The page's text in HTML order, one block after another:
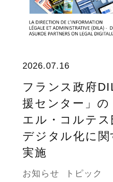
2026.07.16
フランス政府
援センター」の
エル・コルテス
デジタル化に関
実施
お知らせ トピック